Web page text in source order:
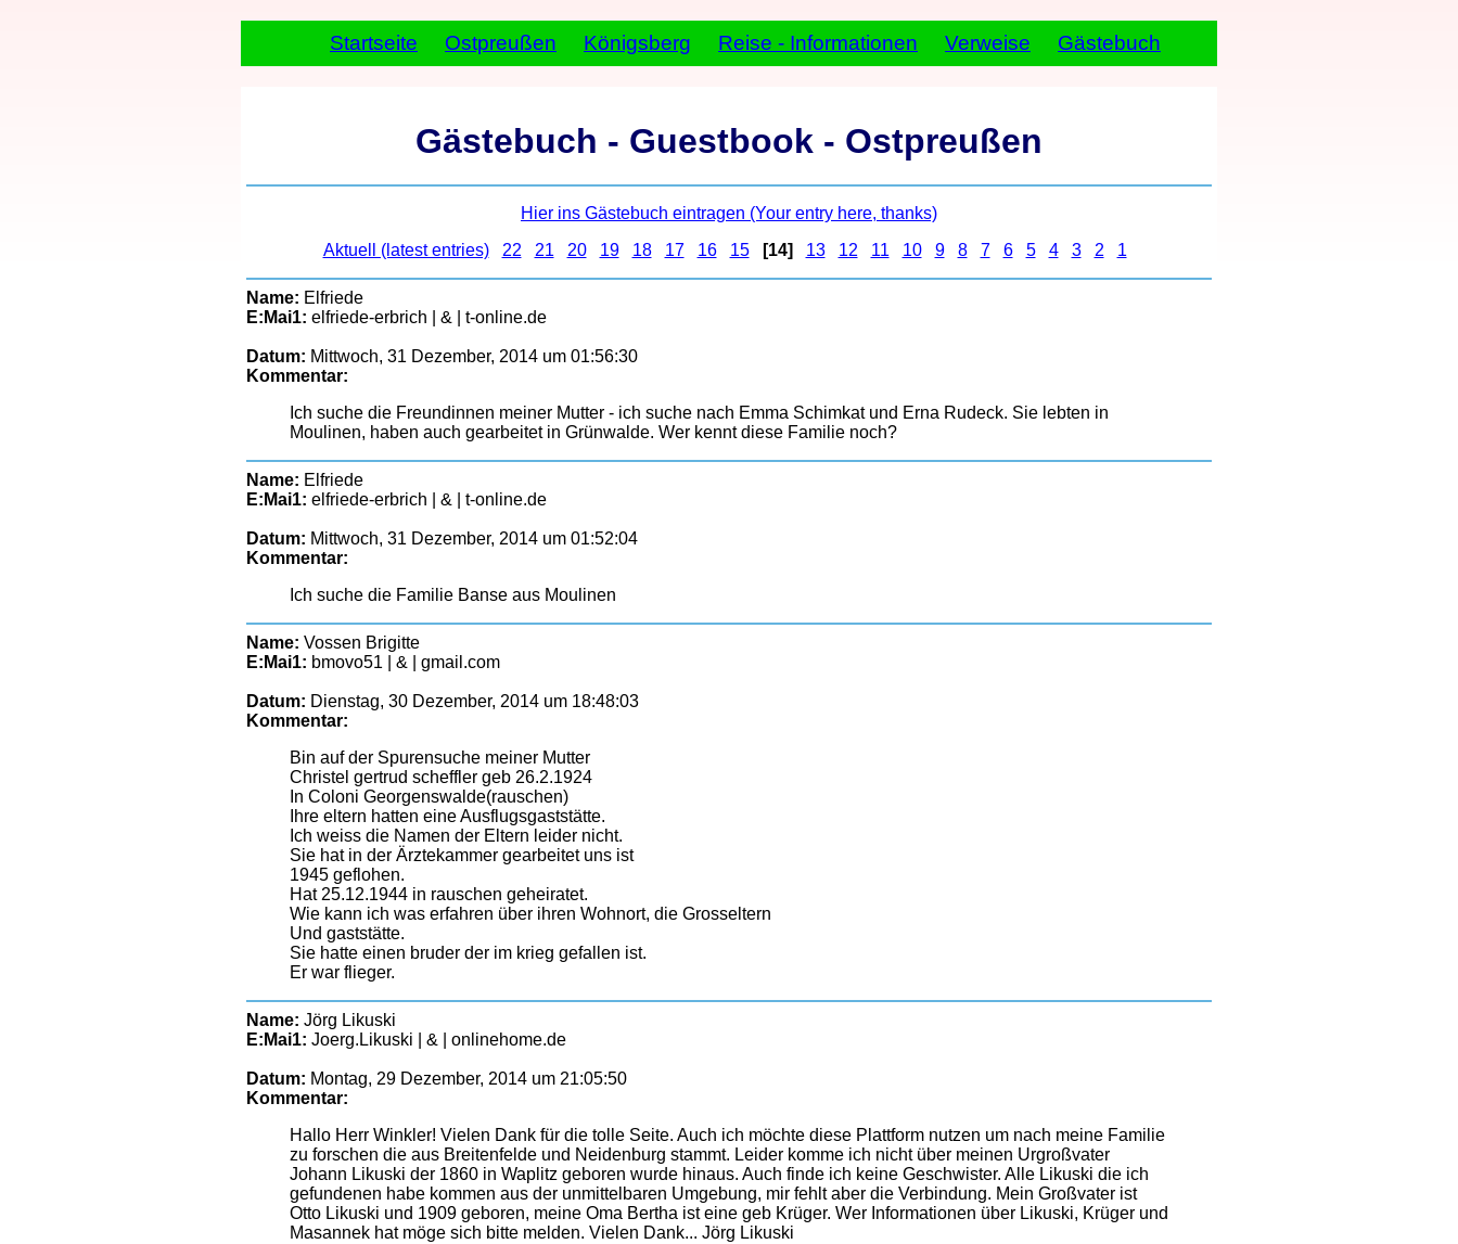
Startseite Ostpreußen Königsberg Reise - Informationen Verweise Gästebuch
Gästebuch - Guestbook - Ostpreußen
Hier ins Gästebuch eintragen (Your entry here, thanks)
Aktuell (latest entries)
22 21 20 19 18 17 16 15 [14] 13 12 11 10 9 8 7 6 5 4 3 2 1
Name: Elfriede
E:Mai1: elfriede-erbrich | & | t-online.de
Datum: Mittwoch, 31 Dezember, 2014 um 01:56:30
Kommentar:
Ich suche die Freundinnen meiner Mutter - ich suche nach Emma Schimkat und Erna Rudeck. Sie lebten in
Moulinen, haben auch gearbeitet in Grünwalde. Wer kennt diese Familie noch?
Name: Elfriede
E:Mai1: elfriede-erbrich | & | t-online.de
Datum: Mittwoch, 31 Dezember, 2014 um 01:52:04
Kommentar:
Ich suche die Familie Banse aus Moulinen
Name: Vossen Brigitte
E:Mai1: bmovo51 | & | gmail.com
Datum: Dienstag, 30 Dezember, 2014 um 18:48:03
Kommentar:
Bin auf der Spurensuche meiner Mutter
Christel gertrud scheffler geb 26.2.1924
In Coloni Georgenswalde(rauschen)
Ihre eltern hatten eine Ausflugsgaststätte.
Ich weiss die Namen der Eltern leider nicht.
Sie hat in der Ärztekammer gearbeitet uns ist
1945 geflohen.
Hat 25.12.1944 in rauschen geheiratet.
Wie kann ich was erfahren über ihren Wohnort, die Grosseltern
Und gaststätte.
Sie hatte einen bruder der im krieg gefallen ist.
Er war flieger.
Name: Jörg Likuski
E:Mai1: Joerg.Likuski | & | onlinehome.de
Datum: Montag, 29 Dezember, 2014 um 21:05:50
Kommentar:
Hallo Herr Winkler! Vielen Dank für die tolle Seite. Auch ich möchte diese Plattform nutzen um nach meine Familie
zu forschen die aus Breitenfelde und Neidenburg stammt. Leider komme ich nicht über meinen Urgroßvater
Johann Likuski der 1860 in Waplitz geboren wurde hinaus. Auch finde ich keine Geschwister. Alle Likuski die ich
gefundenen habe kommen aus der unmittelbaren Umgebung, mir fehlt aber die Verbindung. Mein Großvater ist
Otto Likuski und 1909 geboren, meine Oma Bertha ist eine geb Krüger. Wer Informationen über Likuski, Krüger und
Masannek hat möge sich bitte melden. Vielen Dank... Jörg Likuski